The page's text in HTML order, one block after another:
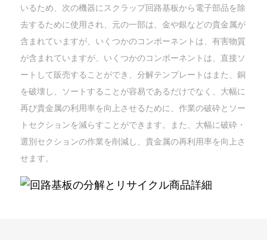
いるため、次の機器にスクラップ回路基板から電子部品を除
去するために使用され、元の一部は、金や銀などの貴金属が
含まれていますが、いくつかのコンポーネントは、有害物質
が含まれていますが、いくつかのコンポーネントは、直接ソ
ートして販売することができ、分解テンプレートはまた、銅
を破壊し、ソートすることが容易であるだけでなく、大幅に
再び貴金属の利用率を向上させるために、作業の破砕とソー
トセクションを減らすことができます。また、大幅に破砕・
選別セクションの作業を削減し、貴金属の再利用率を向上さ
せます。